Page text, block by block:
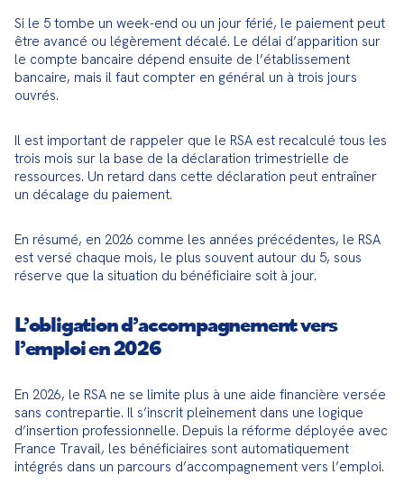
Si le 5 tombe un week-end ou un jour férié, le paiement peut
être avancé ou légèrement décalé. Le délai d’apparition sur
le compte bancaire dépend ensuite de l’établissement
bancaire, mais il faut compter en général un à trois jours
ouvrés.
Il est important de rappeler que le RSA est recalculé tous les
trois mois sur la base de la déclaration trimestrielle de
ressources. Un retard dans cette déclaration peut entraîner
un décalage du paiement.
En résumé, en 2026 comme les années précédentes, le RSA
est versé chaque mois, le plus souvent autour du 5, sous
réserve que la situation du bénéficiaire soit à jour.
L’obligation d’accompagnement vers
l’emploi en 2026
En 2026, le RSA ne se limite plus à une aide financière versée
sans contrepartie. Il s’inscrit pleinement dans une logique
d’insertion professionnelle. Depuis la réforme déployée avec
France Travail, les bénéficiaires sont automatiquement
intégrés dans un parcours d’accompagnement vers l’emploi.